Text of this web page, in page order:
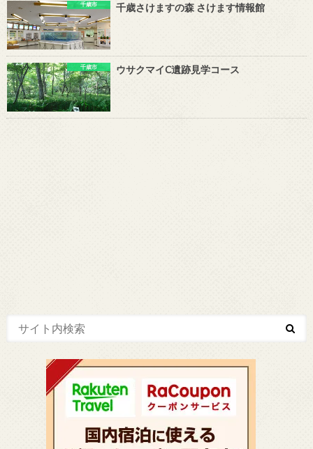
千歳市 千歳さけますの森 さけます情報館
千歳市 ウサクマイC遺跡見学コース